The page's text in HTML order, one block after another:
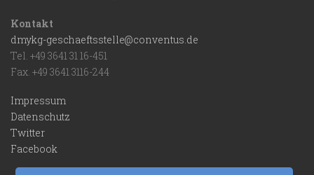
Kontakt
dmykg-geschaeftsstelle@conventus.de
Tel. +49 3641 31 16-451
Fax. +49 3641 3116-244
Impressum
Datenschutz
Twitter
Facebook